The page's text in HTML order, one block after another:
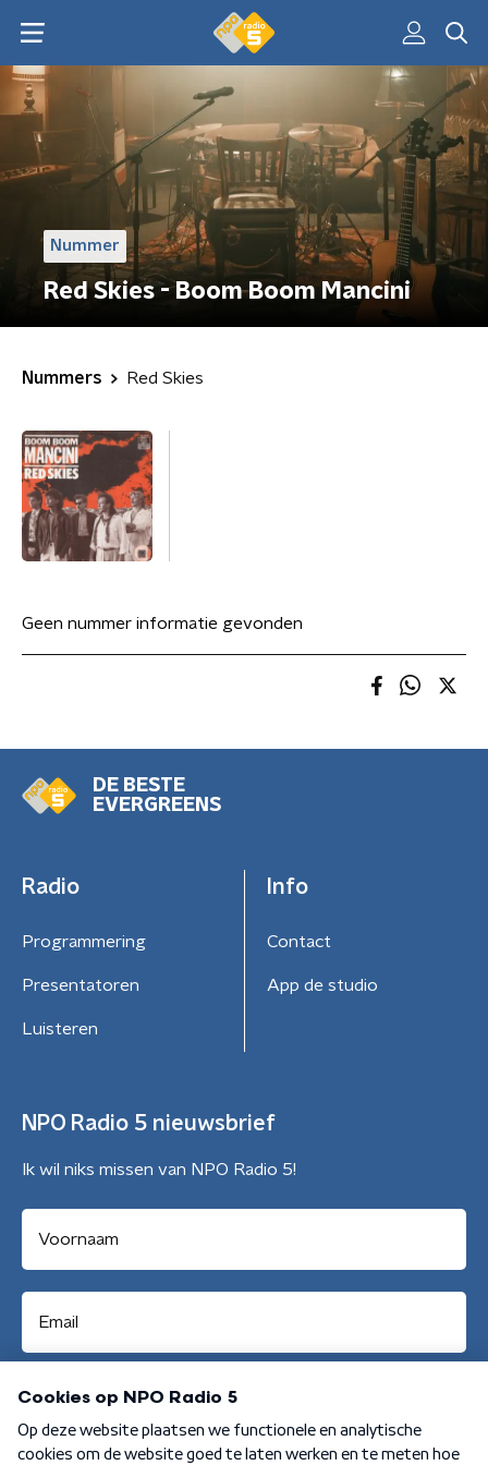
Nummer
Red Skies - Boom Boom Mancini
Nummers Red Skies
Geen nummer informatie gevonden
DE BESTE
EVERGREENS
Radio
Programmering
Presentatoren
Luisteren
Info
Contact
App de studio
NPO Radio 5 nieuwsbrief
Ik wil niks missen van NPO Radio 5!
Aanmelden